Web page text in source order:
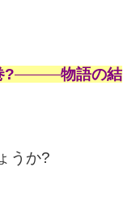
?
物語の結
うか?